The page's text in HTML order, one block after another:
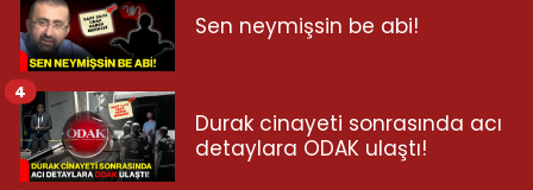
Sen neymişsin be abi!
Durak cinayeti sonrasında acı
detaylara ODAK ulaştı!
4